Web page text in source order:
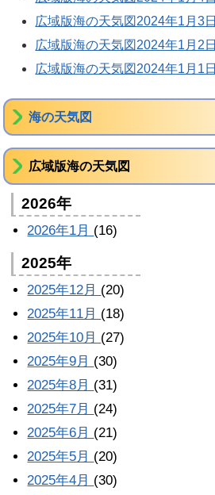
広域版海の天気図2024年1月3日
広域版海の天気図2024年1月2日
広域版海の天気図2024年1月1日
海の天気図
広域版海の天気図
2026年
2026年1月 (16)
2025年
2025年12月 (20)
2025年11月 (18)
2025年10月 (27)
2025年9月 (30)
2025年8月 (31)
2025年7月 (24)
2025年6月 (21)
2025年5月 (20)
2025年4月 (30)